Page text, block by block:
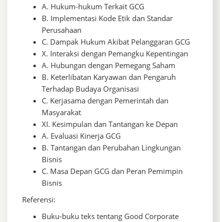
A. Hukum-hukum Terkait GCG
B. Implementasi Kode Etik dan Standar
Perusahaan
C. Dampak Hukum Akibat Pelanggaran GCG
X. Interaksi dengan Pemangku Kepentingan
A. Hubungan dengan Pemegang Saham
B. Keterlibatan Karyawan dan Pengaruh
Terhadap Budaya Organisasi
C. Kerjasama dengan Pemerintah dan
Masyarakat
XI. Kesimpulan dan Tantangan ke Depan
A. Evaluasi Kinerja GCG
B. Tantangan dan Perubahan Lingkungan
Bisnis
C. Masa Depan GCG dan Peran Pemimpin
Bisnis
Referensi:
Buku-buku teks tentang Good Corporate